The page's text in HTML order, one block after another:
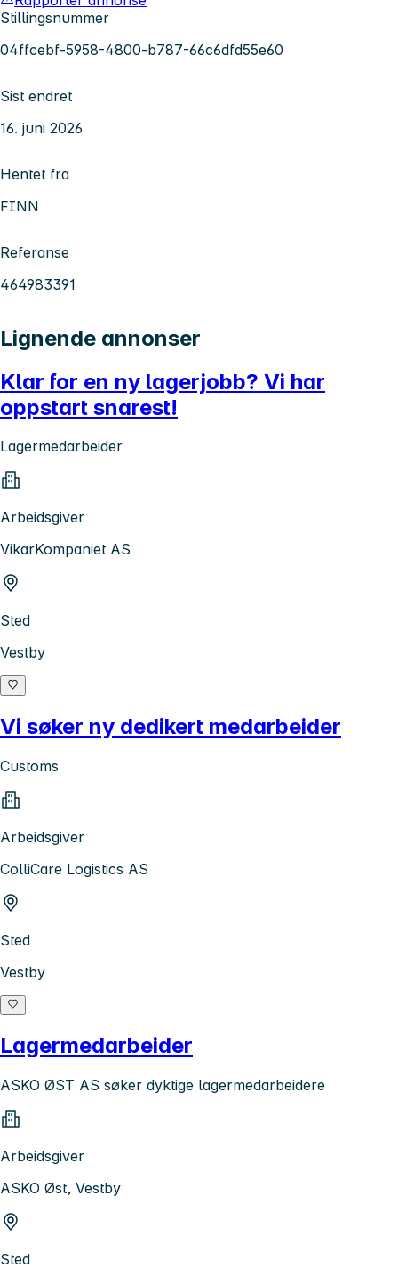
Stillingsnummer
04ffcebf-5958-4800-b787-66c6dfd55e60
Sist endret
16. juni 2026
Hentet fra
FINN
Referanse
464983391
Lignende annonser
Klar for en ny lagerjobb? Vi har
oppstart snarest!
Lagermedarbeider
Arbeidsgiver
VikarKompaniet AS
Sted
Vestby
Vi søker ny dedikert medarbeider
Customs
Arbeidsgiver
ColliCare Logistics AS
Sted
Vestby
Lagermedarbeider
ASKO ØST AS søker dyktige lagermedarbeidere
Arbeidsgiver
ASKO Øst, Vestby
Sted